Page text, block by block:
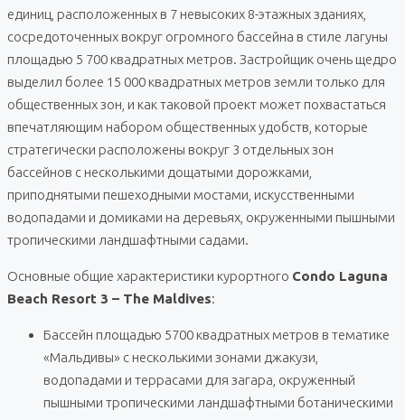
единиц, расположенных в 7 невысоких 8-этажных зданиях,
сосредоточенных вокруг огромного бассейна в стиле лагуны
площадью 5 700 квадратных метров. Застройщик очень щедро
выделил более 15 000 квадратных метров земли только для
общественных зон, и как таковой проект может похвастаться
впечатляющим набором общественных удобств, которые
стратегически расположены вокруг 3 отдельных зон
бассейнов с несколькими дощатыми дорожками,
приподнятыми пешеходными мостами, искусственными
водопадами и домиками на деревьях, окруженными пышными
тропическими ландшафтными садами.
Основные общие характеристики курортного Condo Laguna
Beach Resort 3 – The Maldives:
Бассейн площадью 5700 квадратных метров в тематике
«Мальдивы» с несколькими зонами джакузи,
водопадами и террасами для загара, окруженный
пышными тропическими ландшафтными ботаническими